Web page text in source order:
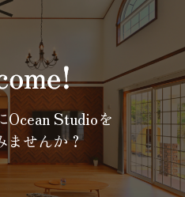
Ocean Studioを
ませんか？